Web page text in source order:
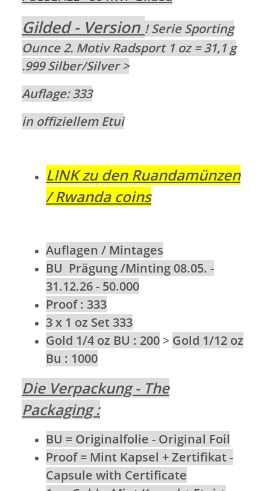
Gilded - Version ! Serie Sporting
Ounce 2. Motiv Radsport 1 oz = 31,1 g
.999 Silber/Silver >
Auflage: 333
in offiziellem Etui
LINK zu den Ruandamünzen
/ Rwanda coins
Auflagen / Mintages
BU Prägung /Minting 08.05. -
31.12.26 - 50.000
Proof : 333
3 x 1 oz Set 333
Gold 1/4 oz BU : 200 > Gold 1/12 oz
Bu : 1000
Die Verpackung - The
Packaging :
BU = Originalfolie - Original Foil
Proof = Mint Kapsel + Zertifikat -
Capsule with Certificate